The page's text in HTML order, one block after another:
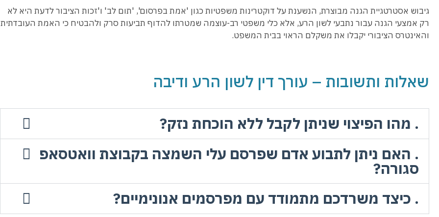
גיבוש אסטרטגיית הגנה מבוצרת, הנשענת על דוקטרינות משפטיות כגון 'אמת בפרסום', 'תום לב' ו'זכות הציבור לדעת היא לא
רק אמצעי הגנה עבור נתבעי לשון הרע, אלא כלי משפטי רב-עוצמה שמטרתו להדוף תביעות סרק ולהבטיח כי האמת העובדתית
והאינטרס הציבורי יקבלו את משקלם הראוי בבית המשפט.
שאלות ותשובות – עורך דין לשון הרע ודיבה
. מהו הפיצוי שניתן לקבל ללא הוכחת נזק?
. האם ניתן לתבוע אדם שפרסם עלי השמצה בקבוצת וואטסאפ
סגורה?
. כיצד משרדכם מתמודד עם מפרסמים אנונימיים?